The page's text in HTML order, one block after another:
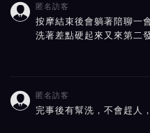
 匿名訪客
按摩結束後會躺著陪聊一
洗著差點硬起來又來第二發
 匿名訪客
完事後有幫洗，不會趕人